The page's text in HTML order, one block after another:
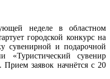
неделе в областном
городской конкурс на
сувенирной и подарочной
«Туристический сувенир
Прием заявок начнётся с 20